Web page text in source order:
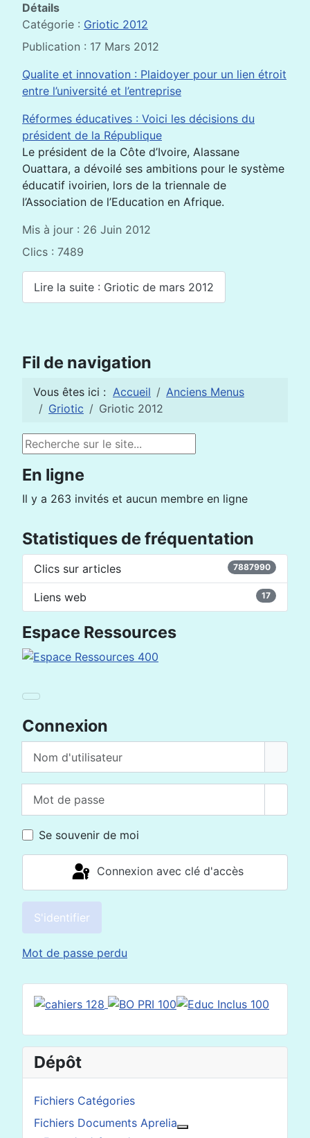
Espace Ressources
Connexion
Se souvenir de moi
Connexion avec clé d'accès
S'identifier
Mot de passe perdu
Dépôt
Fichiers Catégories
Fichiers Documents Aprelia
Détails
Catégorie : Griotic 2012
Publication : 17 Mars 2012
Qualite et innovation : Plaidoyer pour un lien étroit
entre l’université et l’entreprise
Réformes éducatives : Voici les décisions du
président de la République
Le président de la Côte d’Ivoire, Alassane
Ouattara, a dévoilé ses ambitions pour le système
éducatif ivoirien, lors de la triennale de
l’Association de l’Education en Afrique.
Mis à jour : 26 Juin 2012
Clics : 7489
Lire la suite : Griotic de mars 2012
Fil de navigation
Vous êtes ici : Accueil
Anciens Menus
Griotic
Griotic 2012
Rechercher
En ligne
Il y a 263 invités et aucun membre en ligne
Statistiques de fréquentation
Clics sur articles 7887990
Liens web 17